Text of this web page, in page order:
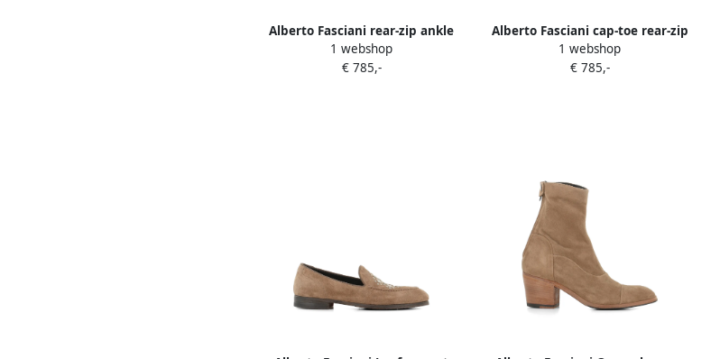
Alberto Fasciani rear-zip ankle
boots Rood
1 webshop
€ 785,-
Alberto Fasciani cap-toe rear-zip
boots Blauw
1 webshop
€ 785,-